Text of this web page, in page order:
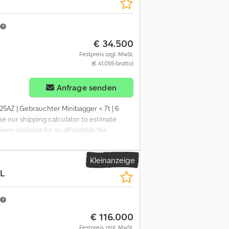
€ 34.500
Festpreis zzgl. MwSt.
(€ 41.055 brutto)
Anfrage senden
| Gebrauchter Minibagger < 7t | 6
our shipping calculator to estimate
available for an affordable fee
0 genehmigt ✅ 0 unvollkommene
the full inspection, extra photos, or a
more details online. 💡 Why this
✔ Jobsite delivery available ✔ Money-
equipment options? We offer helpful
on our platform.
Kleinanzeige
€ 116.000
Festpreis zzgl. MwSt.